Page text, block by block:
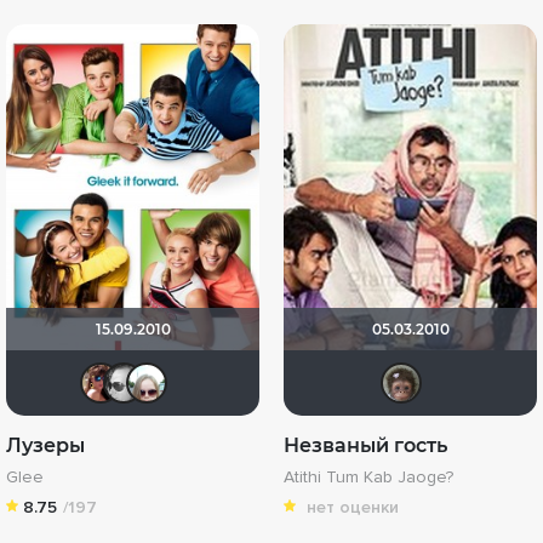
15.09.2010
Dante Valentine
Лузеры
Glee
8.75 /197
05.03.2010
Незваный гость
Atithi Tum Kab Jaoge?
нет оценки